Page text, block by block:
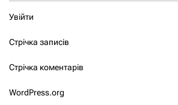
Увійти
Стрічка записів
Стрічка коментарів
WordPress.org